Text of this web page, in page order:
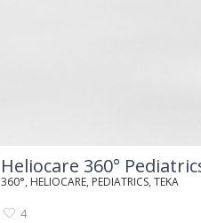
Heliocare 360°
360°, HELIOCARE, PEDIATRICS, TEKA
4